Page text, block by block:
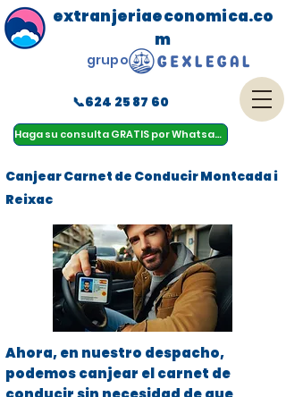
Haga su consulta GRATIS por Whatsapp
menu
extranjeriaeconomica.co
m
📞624 25 87 60
grupo
Canjear Carnet de Conducir Montcada i
Reixac
Ahora, en nuestro despacho,
podemos canjear el carnet de